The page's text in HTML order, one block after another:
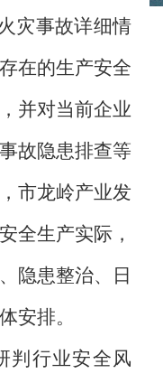
灾事故详细情
在的生产安全
并对当前企业
故隐患排查等
市龙岭产业发
全生产实际，
隐患整治、日
安排。
行业安全风